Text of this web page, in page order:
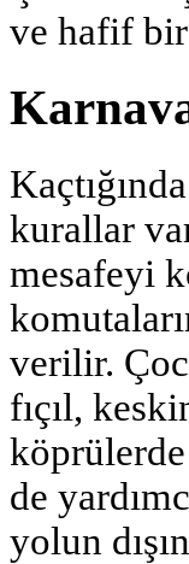
ve hafif bir
kurallar
mesafeyi
verilir.
fıçıl,
de
yolun